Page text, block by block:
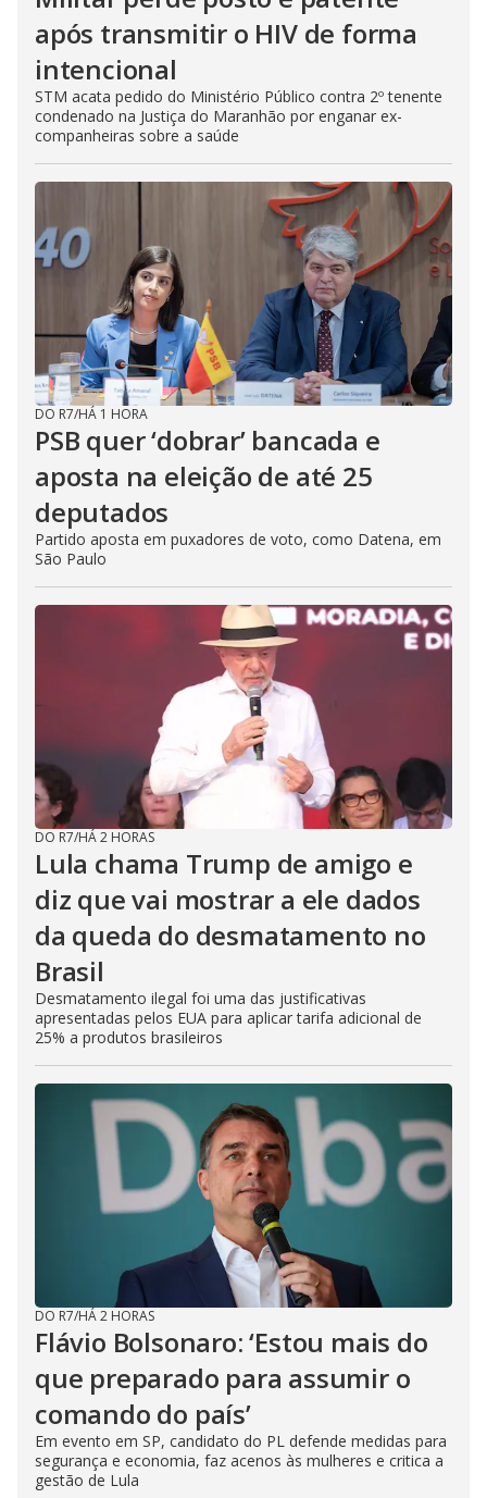
após transmitir o HIV de forma
intencional
STM acata pedido do Ministério Público contra 2º tenente
condenado na Justiça do Maranhão por enganar ex-
companheiras sobre a saúde
DO R7/HÁ 1 HORA
PSB quer ‘dobrar’ bancada e
aposta na eleição de até 25
deputados
Partido aposta em puxadores de voto, como Datena, em
São Paulo
DO R7/HÁ 2 HORAS
Lula chama Trump de amigo e
diz que vai mostrar a ele dados
da queda do desmatamento no
Brasil
Desmatamento ilegal foi uma das justificativas
apresentadas pelos EUA para aplicar tarifa adicional de
25% a produtos brasileiros
DO R7/HÁ 2 HORAS
Flávio Bolsonaro: ‘Estou mais do
que preparado para assumir o
comando do país’
Em evento em SP, candidato do PL defende medidas para
segurança e economia, faz acenos às mulheres e critica a
gestão de Lula